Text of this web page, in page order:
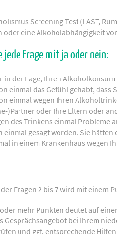
Screening Test (LAST,
oder eine Alkoholabhängigkeit
jede Frage mit ja oder nein:
in der Lage, Ihren
einmal das Gefühl gehabt,
einmal wegen Ihren
)Partner oder Ihre Eltern oder
des Trinkens einmal Probleme
einmal gesagt worden, Sie
in einem Krankenhaus wegen
Fragen 2 bis 7 wird mit einem
mehr Punkten deutet auf
Gesprächsangebot bei Ihrem
und ggf. entsprechende